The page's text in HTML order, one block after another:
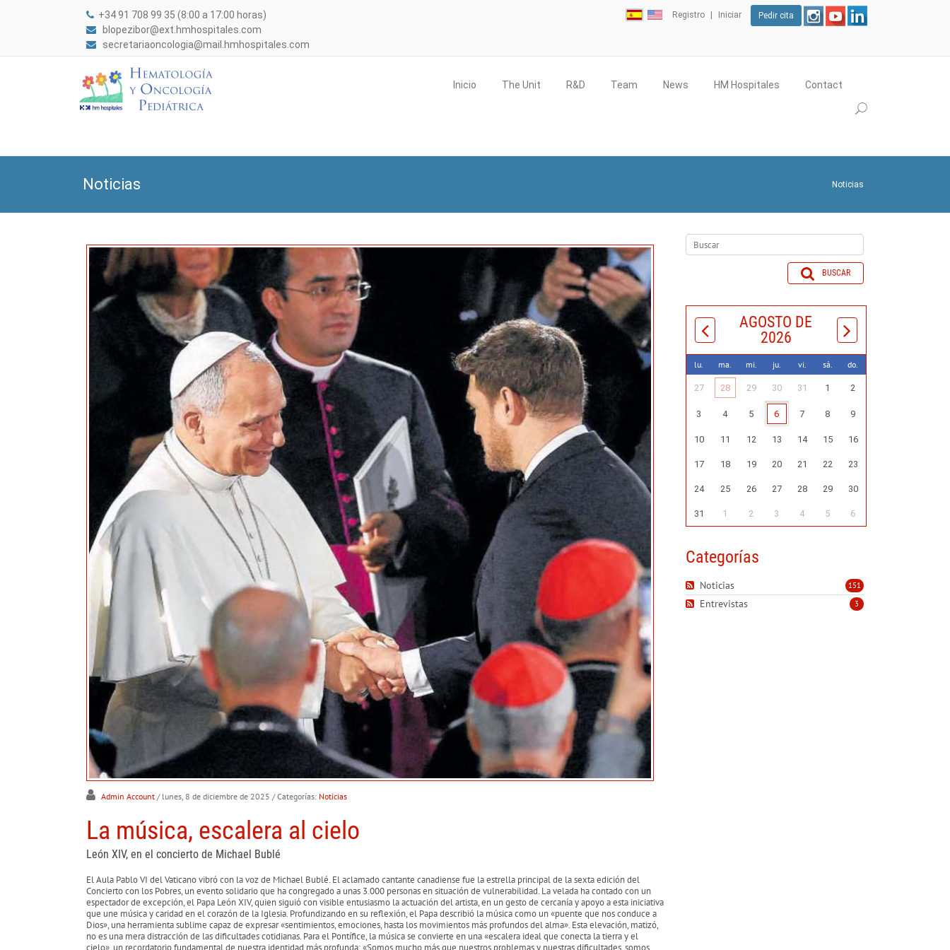
Registro Iniciar Pedir cita
+34 91 708 99 35 (8:00 a 17:00 horas)
blopezibor@ext.hmhospitales.com
secretariaoncologia@mail.hmhospitales.com
Inicio The Unit R&D Team News HM Hospitales Contact
Noticias Noticias
Admin Account / lunes, 8 de diciembre de 2025 / Categorías: Noticias
La música, escalera al cielo
León XIV, en el concierto de Michael Bublé
El Aula Pablo VI del Vaticano vibró con la voz de Michael Bublé. El aclamado cantante canadiense fue la estrella principal de la sexta edición del
Concierto con los Pobres, un evento solidario que ha congregado a unas 3.000 personas en situación de vulnerabilidad. La velada ha contado con un
espectador de excepción, el Papa León XIV, quien siguió con visible entusiasmo la actuación del artista, en un gesto de cercanía y apoyo a esta iniciativa
que une música y caridad en el corazón de la Iglesia. Profundizando en su reflexión, el Papa describió la música como un «puente que nos conduce a
Dios», una herramienta sublime capaz de expresar «sentimientos, emociones, hasta los movimientos más profundos del alma». Esta elevación, matizó,
no es una mera distracción de las dificultades cotidianas. Para el Pontífice, la música se convierte en una «escalera ideal que conecta la tierra y el
cielo», un recordatorio fundamental de nuestra identidad más profunda: «Somos mucho más que nuestros problemas y nuestras dificultades, somos
BUSCAR
AGOSTO DE
2026
lu. ma. mi. ju. vi. sá. do.
27 28 29 30 31 1 2
3 4 5 6 7 8 9
10 11 12 13 14 15 16
17 18 19 20 21 22 23
24 25 26 27 28 29 30
31 1 2 3 4 5 6
Categorías
151
Noticias
3
Entrevistas